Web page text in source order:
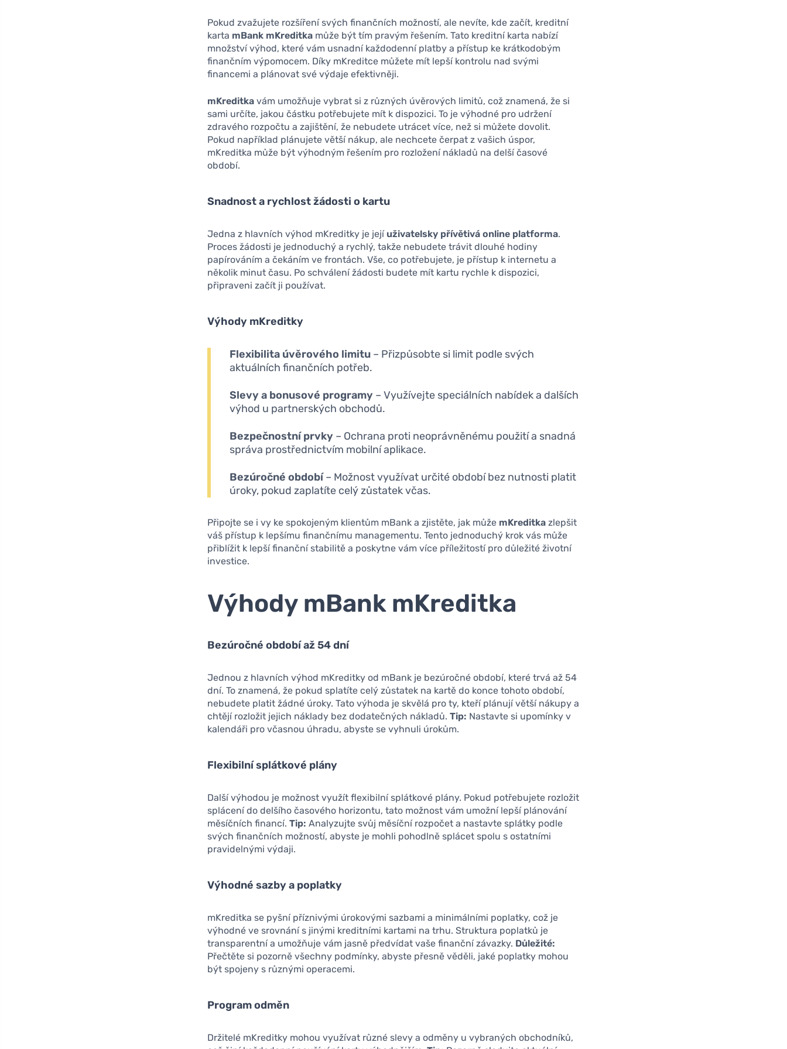
Pokud zvažujete rozšíření svých finančních možností, ale nevíte, kde začít, kreditní
karta mBank mKreditka může být tím pravým řešením. Tato kreditní karta nabízí
množství výhod, které vám usnadní každodenní platby a přístup ke krátkodobým
finančním výpomocem. Díky mKreditce můžete mít lepší kontrolu nad svými
financemi a plánovat své výdaje efektivněji.
mKreditka vám umožňuje vybrat si z různých úvěrových limitů, což znamená, že si
sami určíte, jakou částku potřebujete mít k dispozici. To je výhodné pro udržení
zdravého rozpočtu a zajištění, že nebudete utrácet více, než si můžete dovolit.
Pokud například plánujete větší nákup, ale nechcete čerpat z vašich úspor,
mKreditka může být výhodným řešením pro rozložení nákladů na delší časové
období.
Snadnost a rychlost žádosti o kartu
Jedna z hlavních výhod mKreditky je její uživatelsky přívětivá online platforma.
Proces žádosti je jednoduchý a rychlý, takže nebudete trávit dlouhé hodiny
papírováním a čekáním ve frontách. Vše, co potřebujete, je přístup k internetu a
několik minut času. Po schválení žádosti budete mít kartu rychle k dispozici,
připraveni začít ji používat.
Výhody mKreditky
Flexibilita úvěrového limitu – Přizpůsobte si limit podle svých
aktuálních finančních potřeb.
Slevy a bonusové programy – Využívejte speciálních nabídek a dalších
výhod u partnerských obchodů.
Bezpečnostní prvky – Ochrana proti neoprávněnému použití a snadná
správa prostřednictvím mobilní aplikace.
Bezúročné období– Možnost využívat určité období bez nutnosti platit
úroky, pokud zaplatíte celý zůstatek včas.
Připojte se i vy ke spokojeným klientům mBank a zjistěte, jak může mKreditka zlepšit
váš přístup k lepšímu finančnímu managementu. Tento jednoduchý krok vás může
přiblížit k lepší finanční stabilitě a poskytne vám více příležitostí pro důležité životní
investice.
Výhody mBank mKreditka
Bezúročné období až 54 dní
Jednou z hlavních výhod mKreditky od mBank je bezúročné období, které trvá až 54
dní. To znamená, že pokud splatíte celý zůstatek na kartě do konce tohoto období,
nebudete platit žádné úroky. Tato výhoda je skvělá pro ty, kteří plánují větší nákupy a
chtějí rozložit jejich náklady bez dodatečných nákladů.Tip: Nastavte si upomínky v
kalendáři pro včasnou úhradu, abyste se vyhnuli úrokům.
Flexibilní splátkové plány
Další výhodou je možnost využít flexibilní splátkové plány. Pokud potřebujete rozložit
splácení do delšího časového horizontu, tato možnost vám umožní lepší plánování
měsíčních financí.Tip: Analyzujte svůj měsíční rozpočet a nastavte splátky podle
svých finančních možností, abyste je mohli pohodlně splácet spolu s ostatními
pravidelnými výdaji.
Výhodné sazby a poplatky
mKreditka se pyšní příznivými úrokovými sazbami a minimálními poplatky, což je
výhodné ve srovnání s jinými kreditními kartami na trhu. Struktura poplatků je
transparentní a umožňuje vám jasně předvídat vaše finanční závazky. Důležité:
Přečtěte si pozorně všechny podmínky, abyste přesně věděli, jaké poplatky mohou
být spojeny s různými operacemi.
Program odměn
Držitelé mKreditky mohou využívat různé slevy a odměny u vybraných obchodníků,